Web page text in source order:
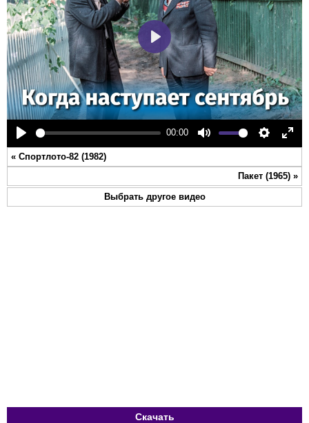
Play
00:00
Mute Settings
Play
« Спортлото-82 (1982)
Пакет (1965) »
Выбрать другое видео
Скачать